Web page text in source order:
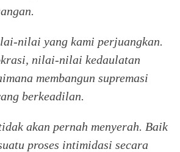
nilai yang kami perjuangkan.
nilai-nilai kedaulatan
membangun supremasi
berkeadilan.
akan pernah menyerah. Baik
proses intimidasi secara